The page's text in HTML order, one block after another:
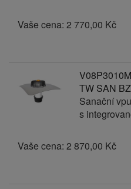
Vaše cena: 2 770,00 Kč
TW SAN
Sanační
s
Vaše cena: 2 870,00 Kč